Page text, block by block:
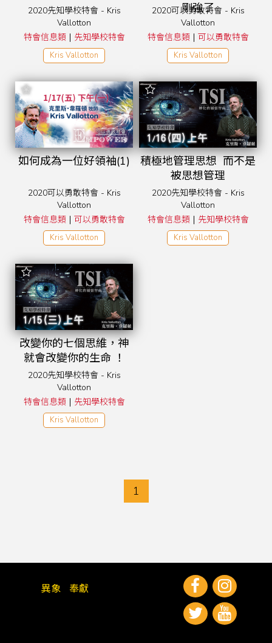
2020先知學校特會 - Kris
Vallotton
特會信息類 | 先知學校特會
Kris Vallotton
剛強了
2020可以勇敢特會 - Kris
Vallotton
特會信息類 | 可以勇敢特會
Kris Vallotton
如何成為一位好領袖(1)
2020可以勇敢特會 - Kris
Vallotton
特會信息類 | 可以勇敢特會
Kris Vallotton
積極地管理思想 而不是
被思想管理
2020先知學校特會 - Kris
Vallotton
特會信息類 | 先知學校特會
Kris Vallotton
改變你的七個思維，神
就會改變你的生命 ！
2020先知學校特會 - Kris
Vallotton
特會信息類 | 先知學校特會
Kris Vallotton
1
異象 奉獻